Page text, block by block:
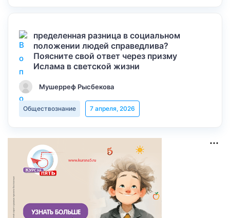
пределенная разница в социальном
положении людей справедлива?
Поясните свой ответ через призму
Ислама в светской жизни
Мушерреф Рысбекова
Обществознание 7 апреля, 2026